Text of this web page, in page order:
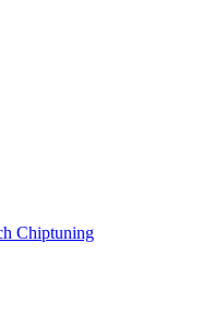
Chiptuning